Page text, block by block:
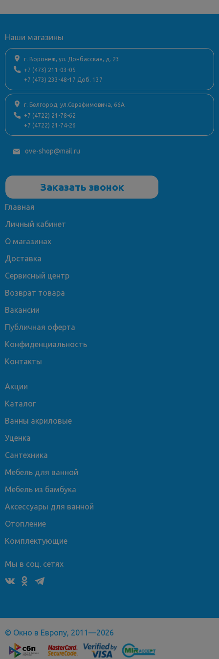
Ширина, см
90
Глубина, см
Ценовой сегмент
Угловая конструкция
Установка раковины
тумб
Страна
Стиль дизайна
Наши магазины
г. Воронеж, ул. Донбасская, д. 23
+7 (473) 211-03-05
+7 (473) 233-48-17 Доб. 137
г. Белгород, ул.Серафимовича, 66А
+7 (4722) 21-78-62
+7 (4722) 21-74-26
ove-shop@mail.ru
Заказать звонок
Главная
Личный кабинет
О магазинах
Доставка
Сервисный центр
Возврат товара
Вакансии
Публичная оферта
Конфиденциальность
Контакты
Акции
Каталог
Ванны акриловые
Уценка
Сантехника
Мебель для ванной
Мебель из бамбука
Аксессуары для ванной
Отопление
Комплектующие
Мы в соц. сетях
© Окно в Европу, 2011—2026